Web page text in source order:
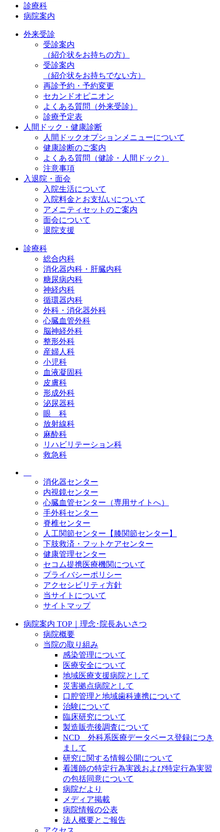
診療科
病院案内
外来受診
受診案内
（紹介状をお持ちの方）
受診案内
（紹介状をお持ちでない方）
再診予約・予約変更
セカンドオピニオン
よくある質問（外来受診）
診療予定表
人間ドック・健康診断
人間ドックオプションメニューについて
健康診断のご案内
よくある質問（健診・人間ドック）
注意事項
入退院・面会
入院生活について
入院料金とお支払いについて
アメニティセットのご案内
面会について
退院支援
診療科
総合内科
消化器内科・肝臓内科
糖尿病内科
神経内科
循環器内科
外科・消化器外科
心臓血管外科
脳神経外科
整形外科
産婦人科
小児科
血液凝固科
皮膚科
形成外科
泌尿器科
眼 科
放射線科
麻酔科
リハビリテーション科
救急科
消化器センター
内視鏡センター
心臓血管センター（専用サイトへ）
手外科センター
脊椎センター
人工関節センター【膝関節センター】
下肢救済・フットケアセンター
健康管理センター
セコム提携医療機関について
プライバシーポリシー
アクセシビリティ方針
当サイトについて
サイトマップ
病院案内 TOP｜理念･院長あいさつ
病院概要
当院の取り組み
感染管理について
医療安全について
地域医療支援病院として
災害拠点病院として
口腔管理と地域歯科連携について
治験について
臨床研究について
製造販売後調査について
NCD 外科系医療データベース登録につき
まして
研究に関する情報公開について
看護師の特定行為実践および特定行為実習
の包括同意について
病院だより
メディア掲載
病院情報の公表
法人概要とご報告
アクセス